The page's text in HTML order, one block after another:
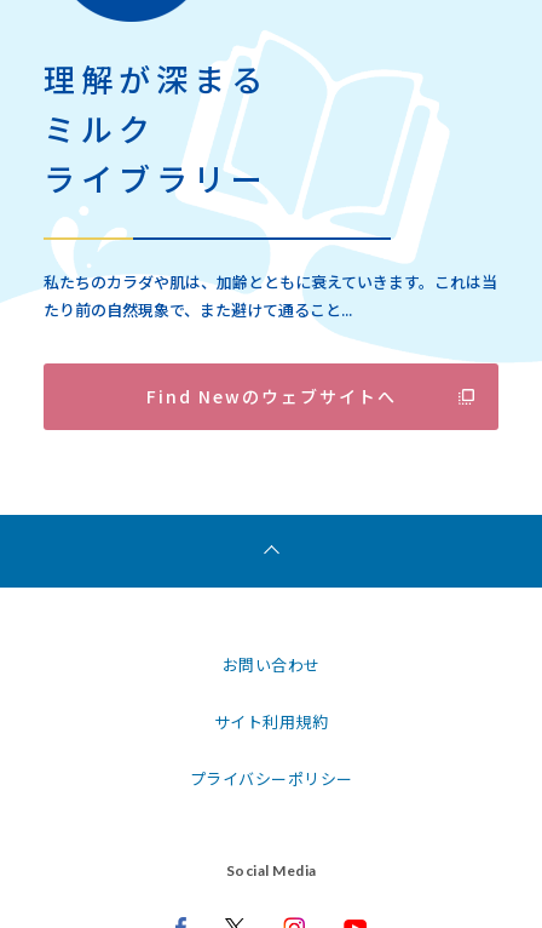
理解が深まる
ミルク
ライブラリー
私たちのカラダや肌は、加齢とともに衰えていきます。これは当
たり前の自然現象で、また避けて通ること...
Find Newのウェブサイトへ
お問い合わせ
サイト利用規約
プライバシーポリシー
Social Media